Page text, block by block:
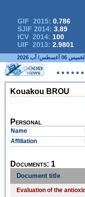
GIF 2015: 0.786
SJIF 2014: 3.89
ICV 2014: 100
UIF 2013: 2.9801
الخميس 06 أغسطس/ آب 2026
Kouakou BROU
Personal
Name
Affiliation
Documents: 1
Document title
Evaluation of the